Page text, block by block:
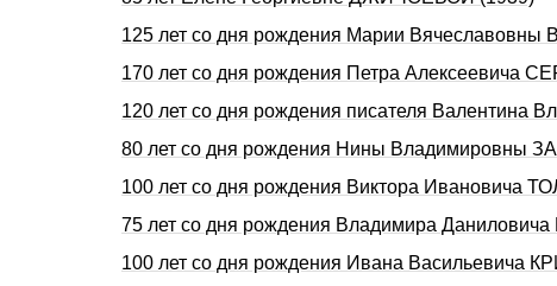
125 лет со дня рождения Марии
170 лет со дня рождения Петра Алексеевича
120 лет со дня рождения писателя Валентина
80 лет со дня рождения Нины Владимировны
100 лет со дня рождения Виктора Ивановича
75 лет со дня рождения Владимира
100 лет со дня рождения Ивана Васильевича